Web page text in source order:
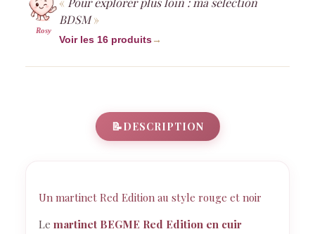
Rosy
BDSM
Voir les 16 produits →
📝DESCRIPTION
Un martinet Red Edition au style rouge et noir
Le martinet BEGME Red Edition en cuir